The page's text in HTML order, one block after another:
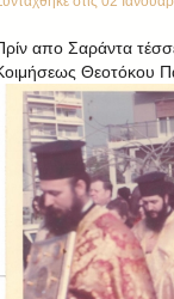
απο Σαράντα
Θεοτόκου